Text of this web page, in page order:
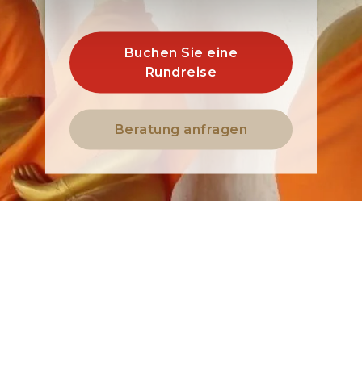
Buchen Sie eine
Rundreise
Beratung anfragen